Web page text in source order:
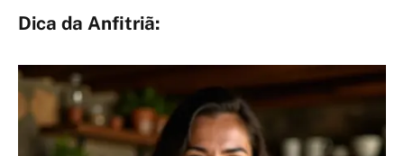
Dica da Anfitriã: